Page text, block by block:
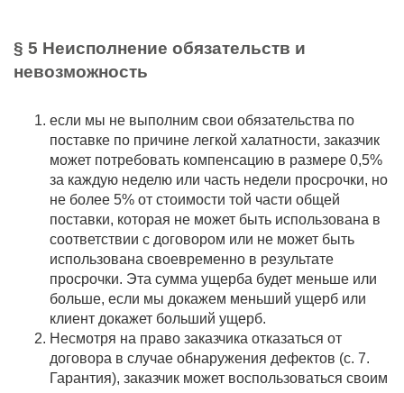
§ 5 Неисполнение обязательств и
невозможность
если мы не выполним свои обязательства по
поставке по причине легкой халатности, заказчик
может потребовать компенсацию в размере 0,5%
за каждую неделю или часть недели просрочки, но
не более 5% от стоимости той части общей
поставки, которая не может быть использована в
соответствии с договором или не может быть
использована своевременно в результате
просрочки. Эта сумма ущерба будет меньше или
больше, если мы докажем меньший ущерб или
клиент докажет больший ущерб.
Несмотря на право заказчика отказаться от
договора в случае обнаружения дефектов (с. 7.
Гарантия), заказчик может воспользоваться своим